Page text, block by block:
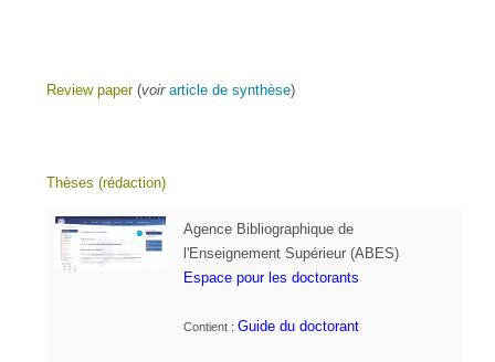
Review paper (voir article de synthèse)
Thèses (rédaction)
Agence Bibliographique de
l'Enseignement Supérieur (ABES)
Espace pour les doctorants
Contient : Guide du doctorant